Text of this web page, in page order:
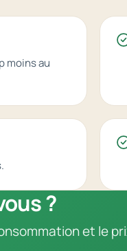
moins au
?
et le